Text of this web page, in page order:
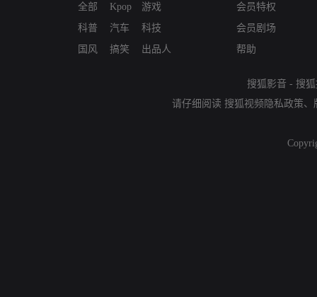
全部
科普
国风
Kpop
汽车
搞笑
游戏
科技
出品人
会员特权
会员剧场
帮助
搜狐影音 - 搜
请仔细阅读 搜狐视频隐私政策、